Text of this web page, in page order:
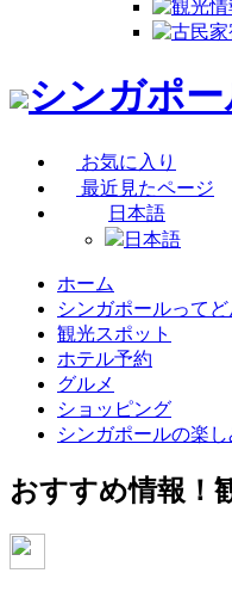
シンガポ
お気に入り
最近見たページ
日本語
日本語
ホーム
シンガポールってど
観光スポット
ホテル予約
グルメ
ショッピング
シンガポールの楽
おすすめ情報！